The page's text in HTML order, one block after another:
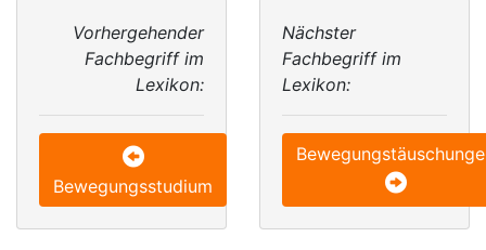
Vorhergehender
Fachbegriff im
Lexikon:
Bewegungsstudium
Nächster
Fachbegriff im
Lexikon: